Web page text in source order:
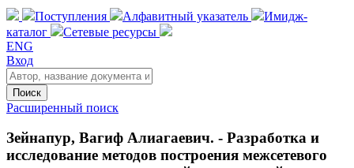
Поступления Алфавитный указатель
Имидж-
каталог
Сетевые ресурсы
ENG
Вход
Поиск
Расширенный поиск
Зейнапур, Вагиф Алиагаевич. - Разработка и
исследование методов построения межсетевого